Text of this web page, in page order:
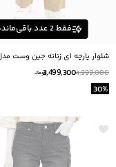
فقط2عدد
شلوار پارچه ای زنانه جین وست
33251505
4,999,000
3,499,300تومانــ
30%